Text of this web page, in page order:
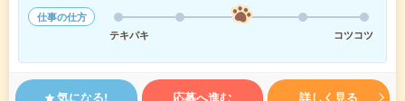
仕事の仕方
テキパキ
コツコツ
気になる! 応募へ進む 詳しく見る